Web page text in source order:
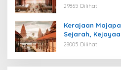
29865 Dilihat
Kerajaan
Sejarah,
28005 Dilihat